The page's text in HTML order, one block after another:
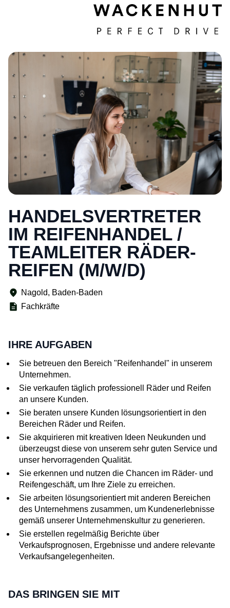
HANDELSVERTRETER
IM REIFENHANDEL /
TEAMLEITER RÄDER-
REIFEN (M/W/D)
Nagold, Baden-Baden
Fachkräfte
IHRE AUFGABEN
Sie betreuen den Bereich "Reifenhandel" in unserem
Unternehmen.
Sie verkaufen täglich professionell Räder und Reifen
an unsere Kunden.
Sie beraten unsere Kunden lösungsorientiert in den
Bereichen Räder und Reifen.
Sie akquirieren mit kreativen Ideen Neukunden und
überzeugst diese von unserem sehr guten Service und
unser hervorragenden Qualität.
Sie erkennen und nutzen die Chancen im Räder- und
Reifengeschäft, um Ihre Ziele zu erreichen.
Sie arbeiten lösungsorientiert mit anderen Bereichen
des Unternehmens zusammen, um Kundenerlebnisse
gemäß unserer Unternehmenskultur zu generieren.
Sie erstellen regelmäßig Berichte über
Verkaufsprognosen, Ergebnisse und andere relevante
Verkaufsangelegenheiten.
DAS BRINGEN SIE MIT